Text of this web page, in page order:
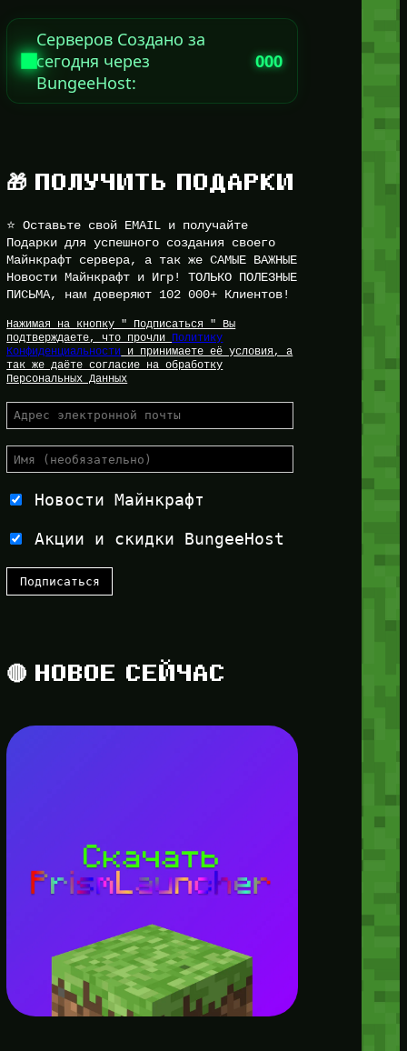
Серверов Создано за
сегодня через
BungeeHost:
000
🎁 ПОЛУЧИТЬ ПОДАРКИ
⭐ Оставьте свой EMAIL и получайте
Подарки для успешного создания своего
Майнкрафт сервера, а так же САМЫЕ ВАЖНЫЕ
Новости Майнкрафт и Игр! ТОЛЬКО ПОЛЕЗНЫЕ
ПИСЬМА, нам доверяют 102 000+ Клиентов!
Нажимая на кнопку " Подписаться " Вы
подтверждаете, что прочли Политику
Конфиденциальности и принимаете её условия, а
так же даёте согласие на обработку
Персональных Данных
Новости Майнкрафт
Акции и скидки BungeeHost
🔴 НОВОЕ СЕЙЧАС